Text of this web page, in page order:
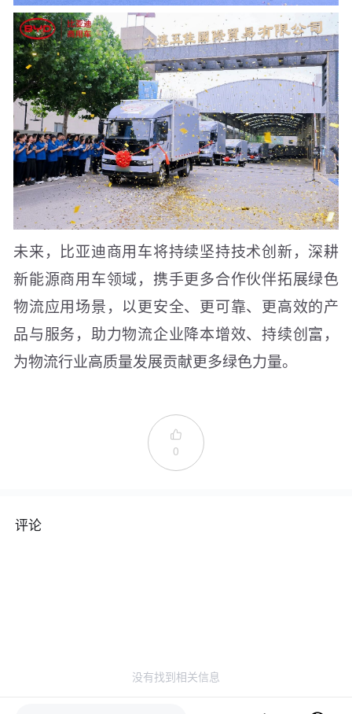
未来，比亚迪商用车将持续坚持技术创新，深耕
新能源商用车领域，携手更多合作伙伴拓展绿色
物流应用场景，以更安全、更可靠、更高效的产
品与服务，助力物流企业降本增效、持续创富，
为物流行业高质量发展贡献更多绿色力量。

0
评论
没有找到相关信息